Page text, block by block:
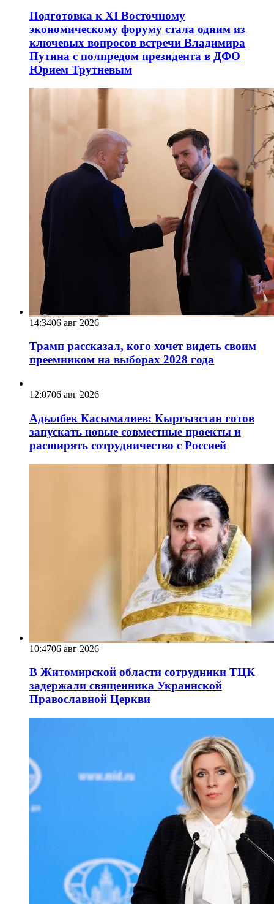
Подготовка к XI Восточному
экономическому форуму стала одним из
ключевых вопросов встречи Владимира
Путина с полпредом президента в ДФО
Юрием Трутневым
14:3406 авг 2026
Трамп рассказал, кого хочет видеть своим
преемником на выборах 2028 года
12:0706 авг 2026
Адылбек Касымалиев: Кыргызстан готов
запускать новые совместные проекты и
расширять сотрудничество с Россией
10:4706 авг 2026
В Житомирской области сотрудники ТЦК
задержали священника Украинской
Православной Церкви